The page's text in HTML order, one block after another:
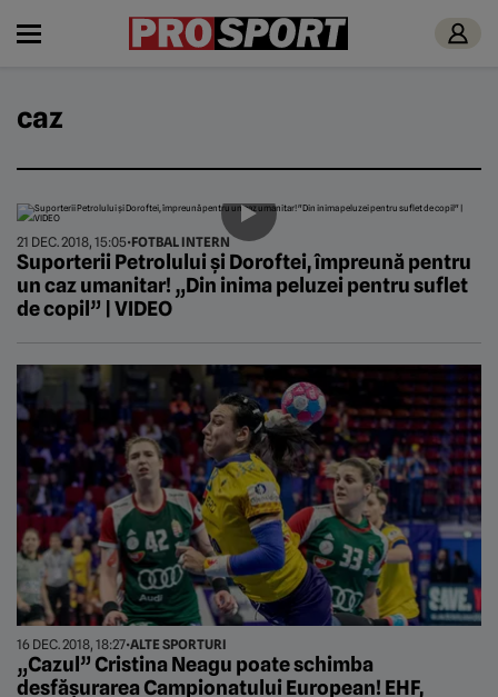
caz
21 DEC. 2018, 15:05•FOTBAL INTERN
Suporterii Petrolului și Doroftei, împreună pentru
un caz umanitar! „Din inima peluzei pentru suflet
de copil” | VIDEO
16 DEC. 2018, 18:27•ALTE SPORTURI
„Cazul” Cristina Neagu poate schimba
desfășurarea Campionatului European! EHF,